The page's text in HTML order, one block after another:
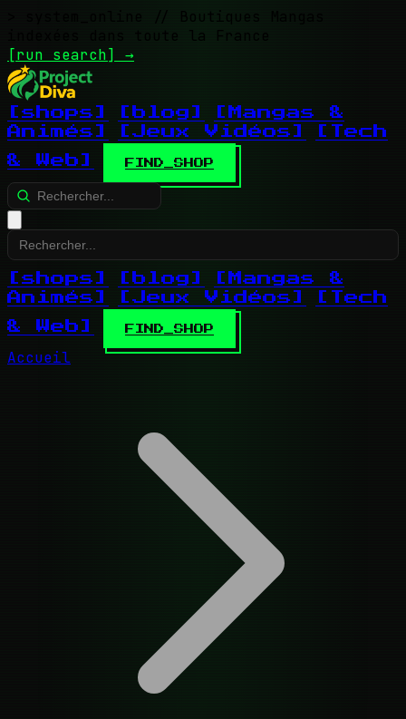
// Boutiques Mangas
indexées dans toute la France
[run search] →
[shops] [blog]
[Mangas &
Animés]
[Jeux Vidéos]
[Tech
& Web]
FIND_SHOP
[shops] [blog]
[Mangas &
Animés]
[Jeux Vidéos]
[Tech
& Web]
FIND_SHOP
Accueil